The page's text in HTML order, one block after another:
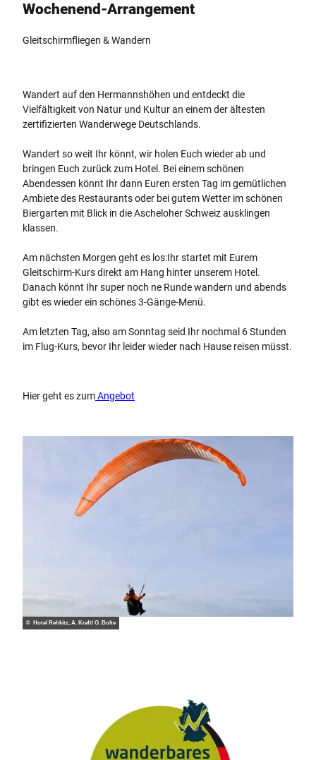
Wochenend-Arrangement
Gleitschirmfliegen & Wandern
Wandert auf den Hermannshöhen und entdeckt die
Vielfältigkeit von Natur und Kultur an einem der ältesten
zertifizierten Wanderwege Deutschlands.
Wandert so weit Ihr könnt, wir holen Euch wieder ab und
bringen Euch zurück zum Hotel. Bei einem schönen
Abendessen könnt Ihr dann Euren ersten Tag im gemütlichen
Ambiete des Restaurants oder bei gutem Wetter im schönen
Biergarten mit Blick in die Ascheloher Schweiz ausklingen
klassen.
Am nächsten Morgen geht es los:Ihr startet mit Eurem
Gleitschirm-Kurs direkt am Hang hinter unserem Hotel.
Danach könnt Ihr super noch ne Runde wandern und abends
gibt es wieder ein schönes 3-Gänge-Menü.
Am letzten Tag, also am Sonntag seid Ihr nochmal 6 Stunden
im Flug-Kurs, bevor Ihr leider wieder nach Hause reisen müsst.
Hier geht es zumAngebot
© Hotel Rehkitz, A. Kraft/ O. Bolte